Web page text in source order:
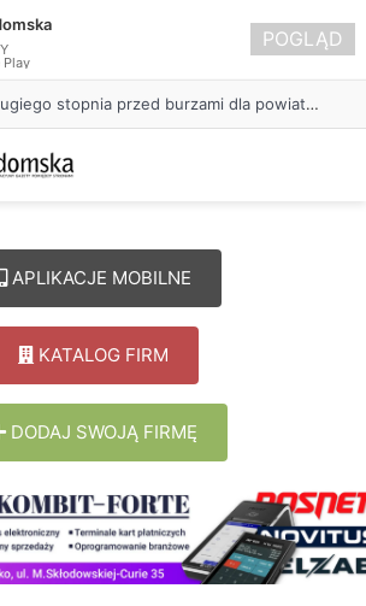
Ostrzeżenie drugiego stopnia przed burzami dla powiatu radomszczańskiego
APLIKACJE MOBILNE
KATALOG FIRM
DODAJ SWOJĄ FIRMĘ
Play
POGLĄD